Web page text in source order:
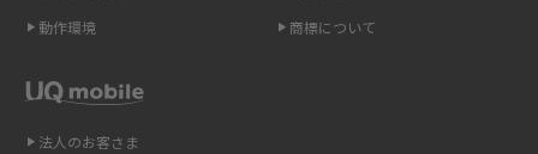
スマホや携帯端末の通信速度制限とは？回避のコツや解除のタイミング・
動作環境
商標について
法人のお客さま